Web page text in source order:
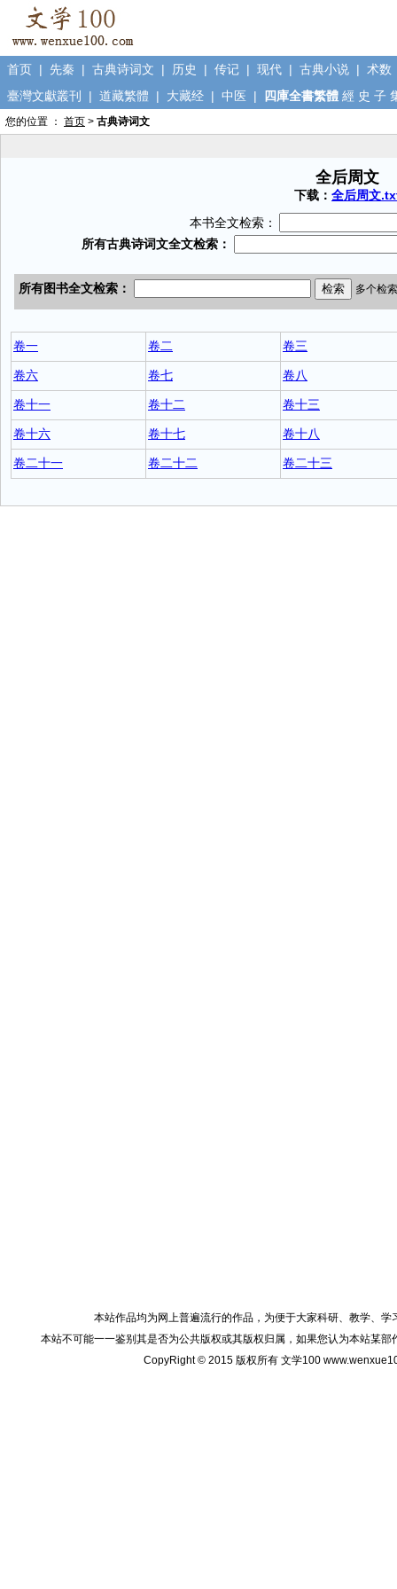
首页 | 先秦 | 古典诗词文 | 历史 | 传记 | 现代 | 古典小说 | 术数
臺灣文獻叢刊
| 道藏繁體 | 大藏经 | 中医 | 四庫全書繁體 經 史 子
您的位置 ： 首页 > 古典诗词文
全后周文
下载： 全后周文
本书全文检索：
卷一 卷二 卷三
卷六 卷七 卷八
卷十一 卷十二 卷十三
卷十六 卷十七 卷十八
卷二十一 卷二十二 卷二十三
本站作品均为网上普遍流行的作品，为便于大家科研、教学、
本站不可能一一鉴别其是否为公共版权或其版权归属，如果您认为本站某
CopyRight © 2015 版权所有 文学100